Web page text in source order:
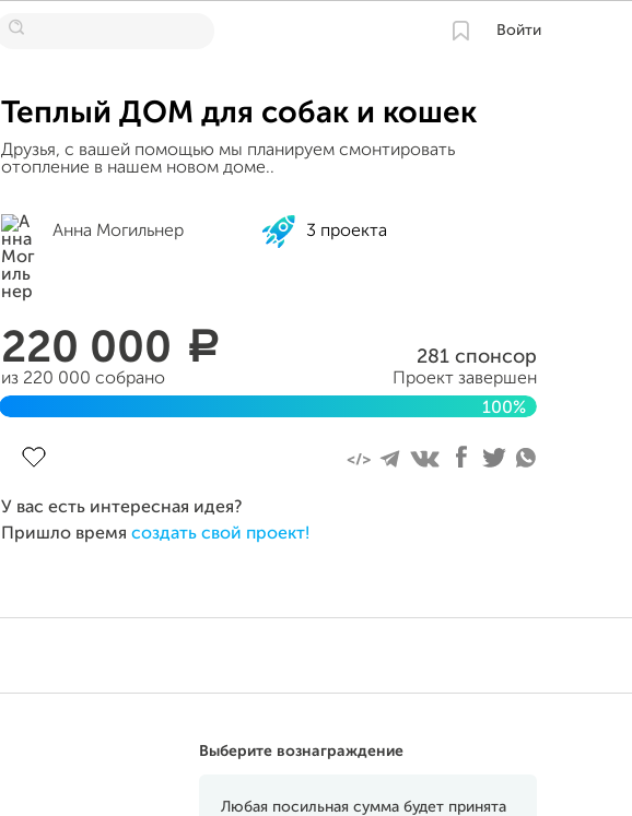
Войти
Теплый ДОМ для собак и кошек
Друзья, с вашей помощью мы планируем смонтировать
отопление в нашем новом доме..
Анна Могильнер 3 проекта
220 000 a
из 220 000 собрано
281 спонсор
Проект завершен
100%
У вас есть интересная идея?
Пришло время создать свой проект!
Выберите вознаграждение
Любая посильная сумма будет принята